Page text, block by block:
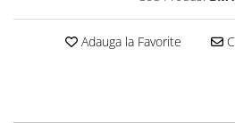
Adauga la Favorite